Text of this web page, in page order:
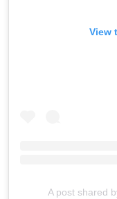
View
A post shared